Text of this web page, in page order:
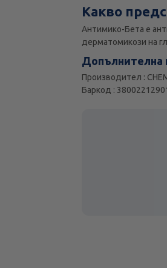
Какво
Антимико-Бета е
дерматомикози на
Допълнителна
Производител :
Баркод :